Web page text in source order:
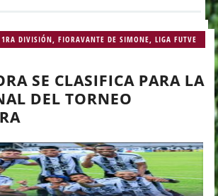
1RA DIVISIÓN ,FIORAVANTE DE SIMONE ,LIGA FUTVE
SE CLASIFICA PARA LA
DEL TORNEO